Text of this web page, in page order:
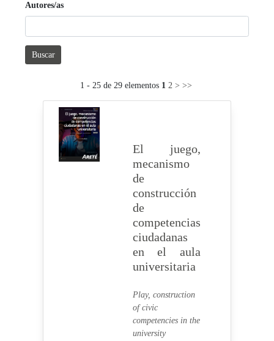
Autores/as
Buscar
1 - 25 de 29 elementos 1 2 > >>
El juego,
mecanismo
de
construcción
de
competencias
ciudadanas
en el aula
universitaria
Play, construction
of civic
competencies in the
university